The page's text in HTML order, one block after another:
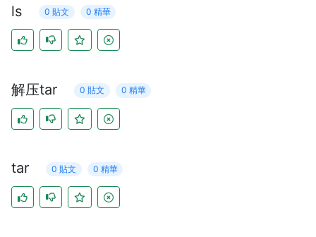
ls 0 貼文 0 精華
解压tar 0 貼文 0 精華
tar 0 貼文 0 精華